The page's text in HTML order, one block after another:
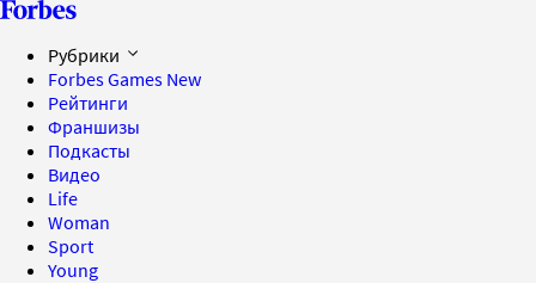
Рубрики
Forbes Games New
Рейтинги
Франшизы
Подкасты
Видео
Life
Woman
Sport
Young